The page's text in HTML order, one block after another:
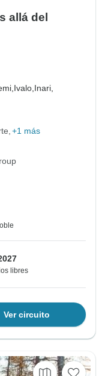
allá del
Ivalo, Inari,
+1 más
libres
Ver circuito